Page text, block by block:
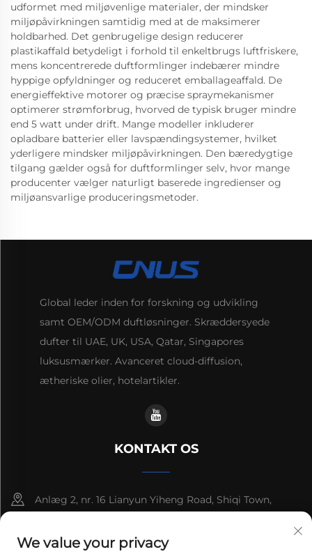
udformet med miljøvenlige materialer, der mindsker
miljøpåvirkningen samtidig med at de maksimerer
holdbarhed. Det genbrugelige design reducerer
plastikaffald betydeligt i forhold til enkeltbrugs luftfriskere,
mens koncentrerede duftformlinger indebærer mindre
hyppige opfyldninger og reduceret emballageaffald. De
energieffektive motorer og præcise spraymekanismer
optimerer strømforbrug, hvorved de typisk bruger mindre
end 5 watt under drift. Mange modeller inkluderer
opladbare batterier eller lavspændingsystemer, hvilket
yderligere mindsker miljøpåvirkningen. Den bæredygtige
tilgang gælder også for duftformlinger selv, hvor mange
producenter vælger naturligt baserede ingredienser og
miljøansvarlige produceringsmetoder.
Global leder inden for forskning og udvikling
samt OEM/ODM duftløsninger. Skræddersyede
dufter til UAE, UK, USA, Qatar, Singapores
luksusmærker. Avanceret cloud-diffusion,
ætheriske olier, hotelartikler.
KONTAKT OS
Anlæg 2, nr. 16 Lianyun Yiheng Road, Shiqi Town,
+86-13192436782
We value your privacy